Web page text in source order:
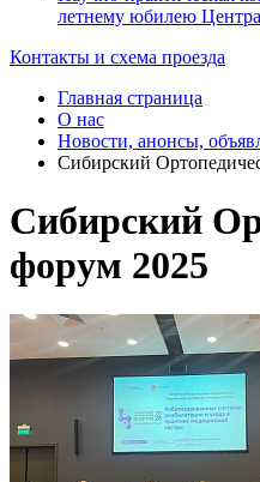
летнему юбилею Центра
Контакты и схема проезда
Главная страница
О нас
Новости, анонсы,
Сибирский
Сибирский
форум 2025